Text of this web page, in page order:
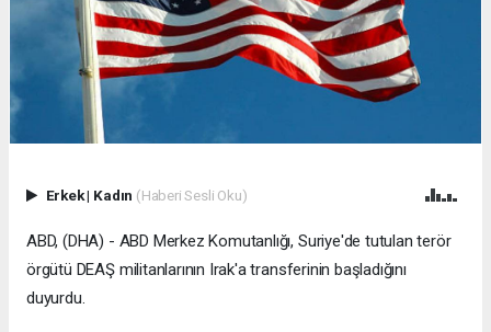
Erkek| Kadın (Haberi Sesli Oku)
ABD, (DHA) - ABD Merkez Komutanlığı, Suriye'de tutulan terör
örgütü DEAŞ militanlarının Irak'a transferinin başladığını
duyurdu.